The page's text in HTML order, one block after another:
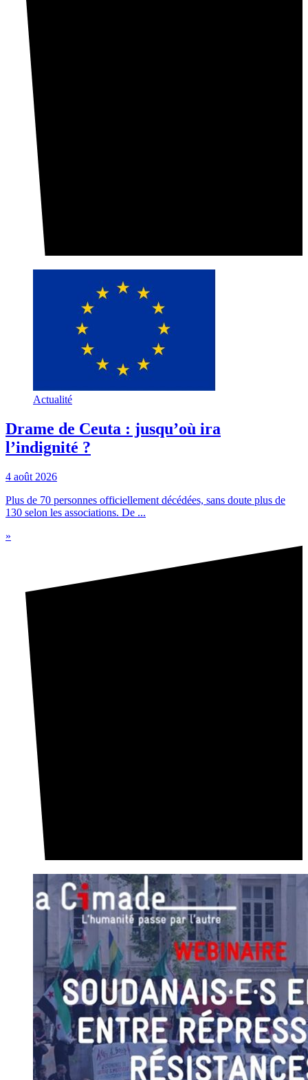
Actualité
Drame de Ceuta : jusqu’où ira
l’indignité ?
4 août 2026
Plus de 70 personnes officiellement décédées, sans doute plus de
130 selon les associations. De ...
»